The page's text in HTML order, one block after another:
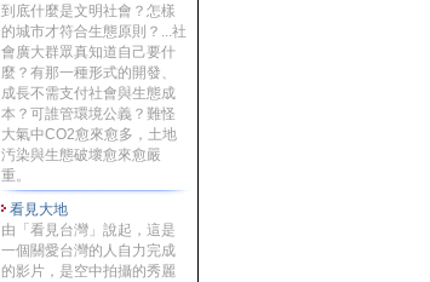
到底什麼是文明社會？怎樣
的城市才符合生態原則？...社
會廣大群眾真知道自己要什
麼？有那一種形式的開發、
成長不需支付社會與生態成
本？可誰管環境公義？難怪
大氣中CO2愈來愈多，土地
汚染與生態破壞愈來愈嚴
重。
看見大地
由「看見台灣」說起，這是
一個關愛台灣的人自力完成
的影片，是空中拍攝的秀麗